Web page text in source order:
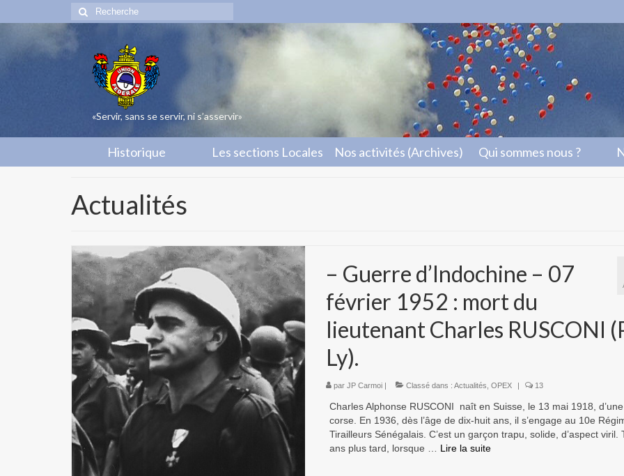
Rechercher
:
«Servir, sans se servir, ni s’asservir»
Historique Les sections Locales Nos activités (Archives) Qui sommes nous ?
Actualités
– Guerre d’Indochine – 07
février 1952 : mort du
lieutenant Charles RUSCONI
Ly).
par JP Carmoi| Classé dans : Actualités OPEX | 13
Charles Alphonse RUSCONI naît en Suisse, le 13 mai 1918,
corse. En 1936, dès l’âge de dix-huit ans, il s’engage au 10e
Tirailleurs Sénégalais. C’est un garçon trapu, solide, d’aspect viril.
ans plus tard, lorsque … Lire la suite­­